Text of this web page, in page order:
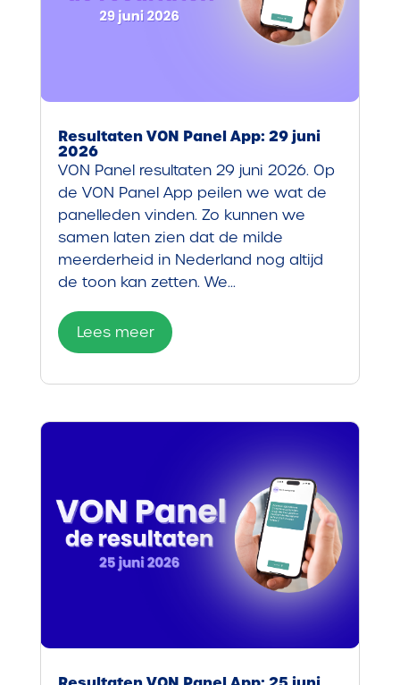
Resultaten VON Panel App: 29 juni
2026
VON Panel resultaten 29 juni 2026. Op
de VON Panel App peilen we wat de
panelleden vinden. Zo kunnen we
samen laten zien dat de milde
meerderheid in Nederland nog altijd
de toon kan zetten. We...
Lees meer